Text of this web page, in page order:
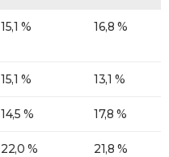
15,1 % 16,8 %
15,1 % 13,1 %
14,5 % 17,8 %
22,0 % 21,8 %